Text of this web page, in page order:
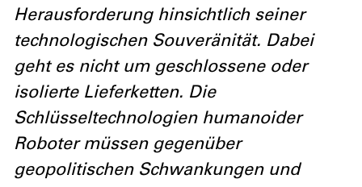
Herausforderung hinsichtlich seiner
technologischen Souveränität. Dabei
geht es nicht um geschlossene oder
isolierte Lieferketten. Die
Schlüsseltechnologien humanoider
Roboter müssen gegenüber
geopolitischen Schwankungen und